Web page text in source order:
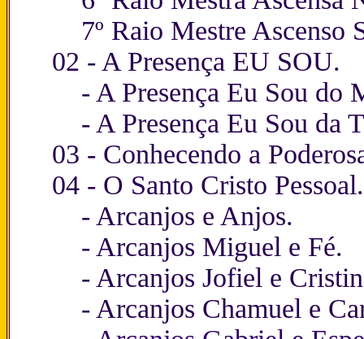
7º Raio Mestre Ascenso
02 - A Presença EU SOU.
- A Presença Eu Sou do
- A Presença Eu Sou da
03 - Conhecendo a
04 - O Santo Cristo Pessoal.
- Arcanjos e Anjos.
- Arcanjos Miguel e Fé.
- Arcanjos Jofiel e
- Arcanjos Chamuel e